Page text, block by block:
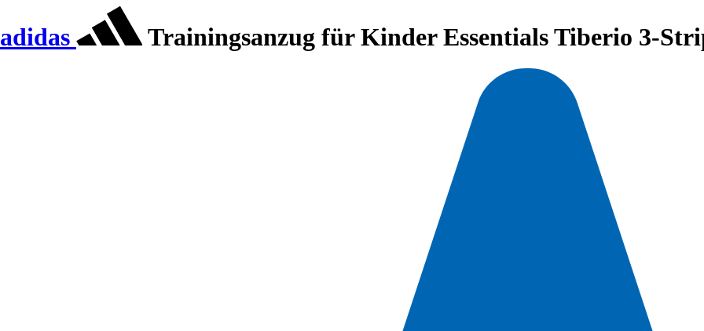
adidas Trainingsanzug für Kinder Essentials Tiberio 3-